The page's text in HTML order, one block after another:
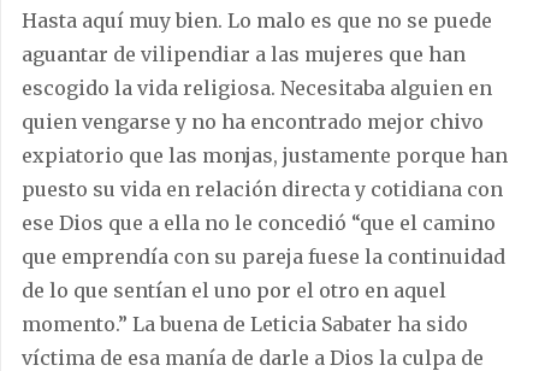
Hasta aquí muy bien. Lo malo es que no se puede
aguantar de vilipendiar a las mujeres que han
escogido la vida religiosa. Necesitaba alguien en
quien vengarse y no ha encontrado mejor chivo
expiatorio que las monjas, justamente porque han
puesto su vida en relación directa y cotidiana con
ese Dios que a ella no le concedió “que el camino
que emprendía con su pareja fuese la continuidad
de lo que sentían el uno por el otro en aquel
momento.” La buena de Leticia Sabater ha sido
víctima de esa manía de darle a Dios la culpa de